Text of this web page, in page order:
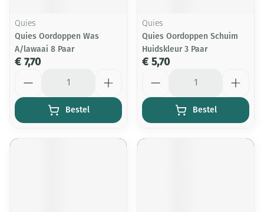
Quies
Quies Oordoppen Was
A/lawaai 8 Paar
€ 7,70
Bestel
Quies
Quies Oordoppen Schuim
Huidskleur 3 Paar
€ 5,70
Bestel